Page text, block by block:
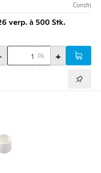
Constri
verp. à 500 Stk.
PA +